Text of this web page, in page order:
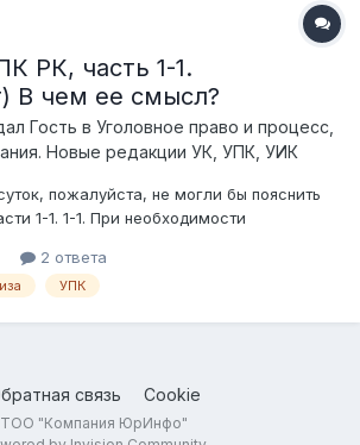
РК, часть 1-1.
В чем ее смысл?
Гость в Уголовное право и процесс,
Новые редакции УК, УПК, УИК
пожалуйста, не могли бы пояснить
1-1. 1-1. При необходимости
может быть привлечен сотрудник
органов внутренних дел
2 ответа
УПК
связь Cookie
ТОО "Компания ЮрИнфо"